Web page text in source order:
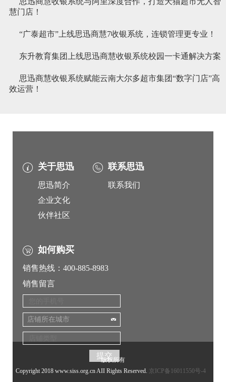
慧门店！
“广泰超市”上线思迅商慧7收银系统，连锁管理更专业！
​东升教育集团上线思迅商慧收银系统校园一卡通解决方案
思迅商慧收银系统赋能云南大尔多超市集团“数字门店”高
效运营！
关于思迅
思迅简介
企业文化
伙伴社区
联系思迅
联系我们
如何购买
销售热线：400-885-8983
销售留言
店铺所在城市
版权所有
Copyright 2018 www.siss.org.cn AII Rights Reserved. 京ICP备16011550号-4